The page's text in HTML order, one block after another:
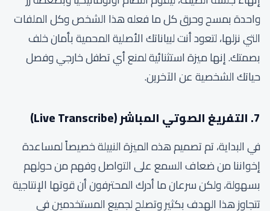
واحدة بمسح وحرق كل ما فعله هذا الشخص وكل الملفات
التي نزلها، لتعود أنت لبياناتك الأصلية المحمية بأمان خلف
بصمتك. إنها ميزة استثنائية لمنع أي تطفل خارجي وفصل
حياتك الشخصية عن الآخرين.
7. التفريغ الصوتي المباشر (Live Transcribe)
في البداية، تم تصميم هذه الميزة النبيلة خصيصاً لمساعدة
إخواننا من ضعاف السمع على التواصل وفهم من حولهم
بسهولة، ولكن سرعان ما أدرك المحترفون أن قوتها الإنتاجية
تتجاوز هذا الهدف بكثير وتصلح لجميع المستخدمين في